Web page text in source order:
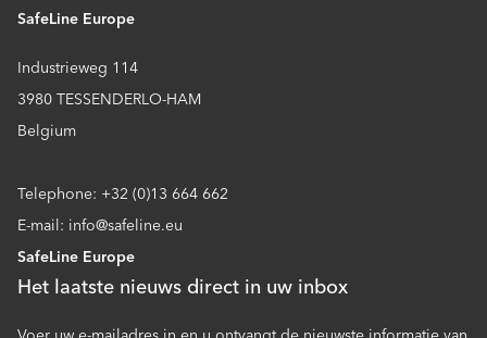
SafeLine Europe
Industrieweg 114
3980 TESSENDERLO-HAM
Belgium
Telephone: +32 (0)13 664 662
E-mail: info@safeline.eu
SafeLine Europe
Het laatste nieuws direct in uw inbox